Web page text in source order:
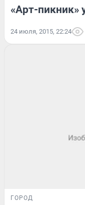
«Арт-пикник»
24 июля, 2015, 22:24
ГОРОД